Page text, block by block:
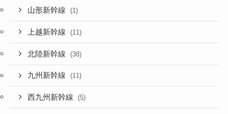
山形新幹線 (1)
上越新幹線 (11)
北陸新幹線 (38)
九州新幹線 (11)
西九州新幹線 (5)